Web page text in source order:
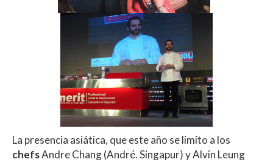
La presencia asiática, que este año se limito a los
chefsAndre Chang (André. Singapur) y Alvin Leung